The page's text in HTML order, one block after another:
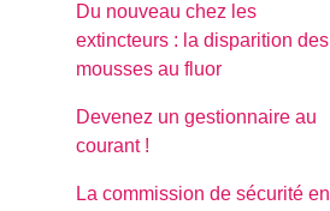
Du nouveau chez les
extincteurs : la disparition des
mousses au fluor
Devenez un gestionnaire au
courant !
La commission de sécurité en